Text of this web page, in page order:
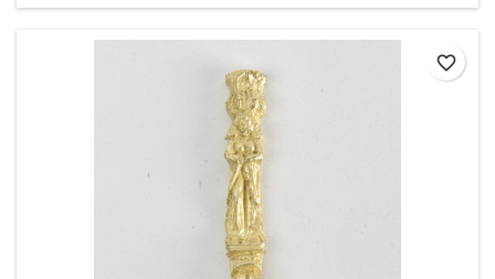
favorite_border